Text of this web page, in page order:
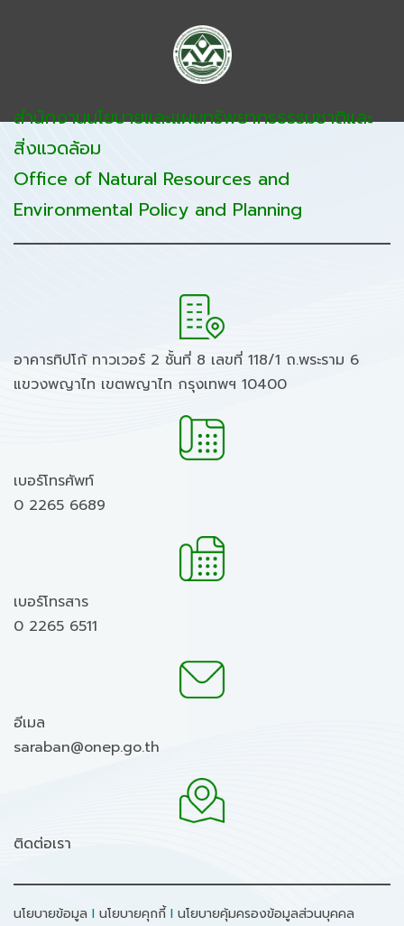
สำนักงานนโยบายและแผนทรัพยากรธรรมชาติและ
สิ่งแวดล้อม
Office of Natural Resources and
Environmental Policy and Planning
อาคารทิปโก้ ทาวเวอร์ 2 ชั้นที่ 8 เลขที่ 118/1 ถ.พระราม 6
แขวงพญาไท เขตพญาไท กรุงเทพฯ 10400
เบอร์โทรศัพท์
0 2265 6689
เบอร์โทรสาร
0 2265 6511
อีเมล
saraban@onep.go.th
ติดต่อเรา
นโยบายข้อมูล I นโยบายคุกกี้ I นโยบายคุ้มครองข้อมูลส่วนบุคคล